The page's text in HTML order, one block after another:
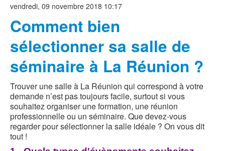
vendredi, 09 novembre 2018 10:17
Comment bien
sélectionner sa salle de
séminaire à La Réunion ?
Trouver une salle à La Réunion qui correspond à votre
demande n’est pas toujours facile, surtout si vous
souhaitez organiser une formation, une réunion
professionnelle ou un séminaire. Que devez-vous
regarder pour sélectionner la salle idéale ? On vous dit
tout !